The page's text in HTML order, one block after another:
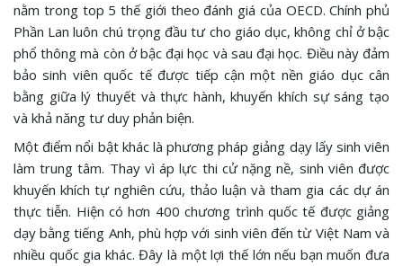
nằm trong top 5 thế giới theo đánh giá của OECD. Chính phủ
Phần Lan luôn chú trọng đầu tư cho giáo dục, không chỉ ở bậc
phổ thông mà còn ở bậc đại học và sau đại học. Điều này đảm
bảo sinh viên quốc tế được tiếp cận một nền giáo dục cân
bằng giữa lý thuyết và thực hành, khuyến khích sự sáng tạo
và khả năng tư duy phản biện.
Một điểm nổi bật khác là phương pháp giảng dạy lấy sinh viên
làm trung tâm. Thay vì áp lực thi cử nặng nề, sinh viên được
khuyến khích tự nghiên cứu, thảo luận và tham gia các dự án
thực tiễn. Hiện có hơn 400 chương trình quốc tế được giảng
dạy bằng tiếng Anh, phù hợp với sinh viên đến từ Việt Nam và
nhiều quốc gia khác. Đây là một lợi thế lớn nếu bạn muốn đưa